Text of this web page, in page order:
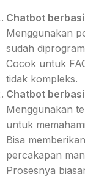
Chatbot
Menggunakan
sudah
Cocok untuk
tidak kompleks.
Chatbot
Menggunakan
untuk
Bisa
percakapan
Prosesnya